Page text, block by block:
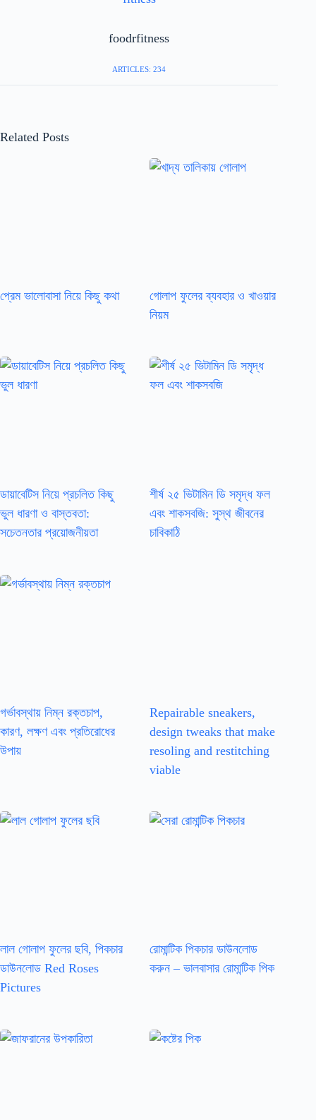
foodrfitness
ARTICLES: 234
Related Posts
প্রেম ভালোবাসা নিয়ে কিছু কথা
গোলাপ ফুলের ব্যবহার ও খাওয়ার
নিয়ম
ডায়াবেটিস নিয়ে প্রচলিত কিছু
ভুল ধারণা ও বাস্তবতা:
সচেতনতার প্রয়োজনীয়তা
শীর্ষ ২৫ ভিটামিন ডি সমৃদ্ধ ফল
এবং শাকসবজি: সুস্থ জীবনের
চাবিকাঠি
গর্ভাবস্থায় নিম্ন রক্তচাপ,
কারণ, লক্ষণ এবং প্রতিরোধের
উপায়
Repairable sneakers,
design tweaks that make
resoling and restitching
viable
লাল গোলাপ ফুলের ছবি, পিকচার
ডাউনলোড Red Roses
Pictures
রোমান্টিক পিকচার ডাউনলোড
করুন – ভালবাসার রোমান্টিক পিক